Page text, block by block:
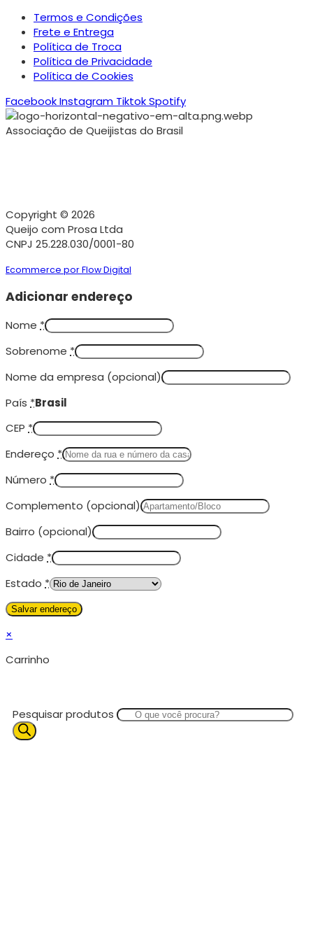
Termos e Condições
Frete e Entrega
Política de Troca
Política de Privacidade
Política de Cookies
FacebookInstagram TiktokSpotify
Associação de Queijistas do Brasil
Copyright © 2026
Queijo com Prosa Ltda
CNPJ 25.228.030/0001-80
Ecommerce por Flow Digital
Adicionar endereço
Nome *
Sobrenome *
Nome da empresa (opcional)
País *Brasil
CEP *
Endereço *
Número *
Complemento (opcional)
Bairro (opcional)
Cidade *
Estado *
×
Carrinho
Pesquisar produtos